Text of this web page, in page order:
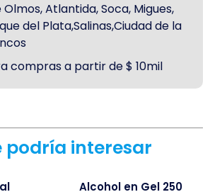
Atlantida, Soca, Migues,
del Plata,Salinas,Ciudad de la
compras a partir de $ 10mil
podría interesar
Alcohol en Gel 250